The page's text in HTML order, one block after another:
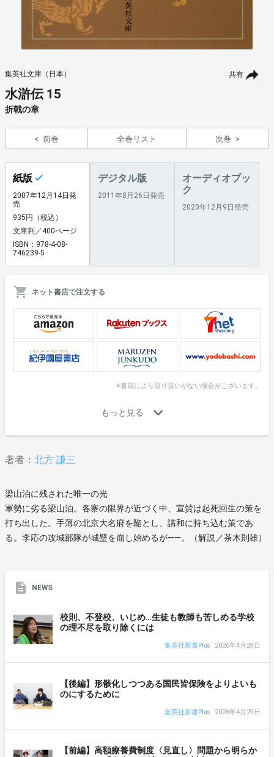
共有
集英社文庫（日本）
水滸伝 15
折戟の章
前巻 全巻リスト 次巻
紙版
2007年12月14日発
売
935円（税込）
文庫判／400ページ
ISBN：978-4-08-
746239-5
デジタル版
2011年8月26日発売
オーディオブッ
ク
2020年12月9日発売
ネット書店で注文する
※書店により取り扱いがない場合がございます。
著者： 北方 謙三
梁山泊に残された唯一の光
軍勢に劣る梁山泊。各寨の限界が近づく中、宣賛は起死回生の策を
打ち出した。手薄の北京大名府を陥とし、講和に持ち込む策であ
る。李応の攻城部隊が城壁を崩し始めるが――。（解説／茶木則雄）
NEWS
校則、不登校、いじめ…生徒も教師も苦しめる学校
の理不尽を取り除くには
集英社新書Plus 2026年4月29日
【後編】形骸化しつつある国民皆保険をよりよいも
のにするために
集英社新書Plus 2026年4月29日
【前編】高額療養費制度〈見直し〉問題から明らか